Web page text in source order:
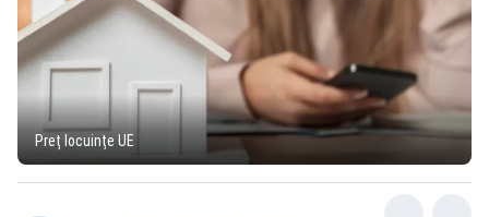
Preț locuințe UE